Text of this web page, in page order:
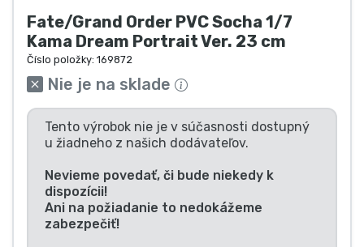
Fate/Grand Order PVC Socha 1/7
Kama Dream Portrait Ver. 23 cm
Číslo položky: 169872
Nie je na sklade
Tento výrobok nie je v súčasnosti dostupný
u žiadneho z našich dodávateľov.
Nevieme povedať, či bude niekedy k
dispozícii!
Ani na požiadanie to nedokážeme
zabezpečiť!
Typy výrobkov
Značky